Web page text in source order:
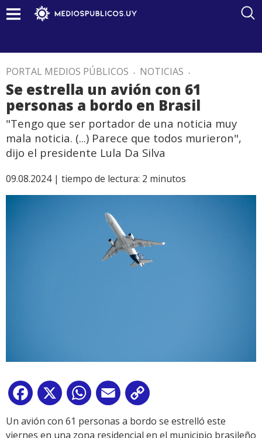
PORTAL MEDIOS PÚBLICOS . NOTICIAS .
Se estrella un avión con 61
personas a bordo en Brasil
"Tengo que ser portador de una noticia muy
mala noticia. (...) Parece que todos murieron",
dijo el presidente Lula Da Silva
09.08.2024 | tiempo de lectura: 2 minutos
Facebook
X WhatsApp
Email
Link
Un avión con 61 personas a bordo se estrelló este
viernes en una zona residencial en el municipio brasileño